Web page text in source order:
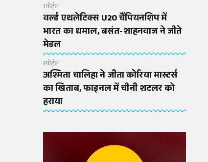
स्पोर्ट्स
वर्ल्ड एथलेटिक्स U20 चैंपियनशिप में
भारत का धमाल, बसंत-शाहनवाज ने जीते
मेडल
स्पोर्ट्स
अश्मिता चालिहा ने जीता कोरिया मास्टर्स
का खिताब, फाइनल में चीनी शटलर को
हराया